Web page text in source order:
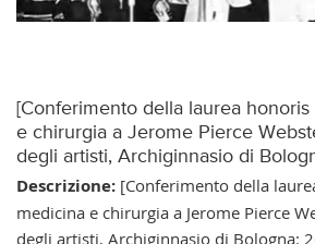
[Conferimento della laurea
e chirurgia a Jerome Pierce
degli artisti, Archiginnasio di
Descrizione:[Conferimento della
medicina e chirurgia a Jerome Pierce
degli artisti, Archiginnasio di Bologna: